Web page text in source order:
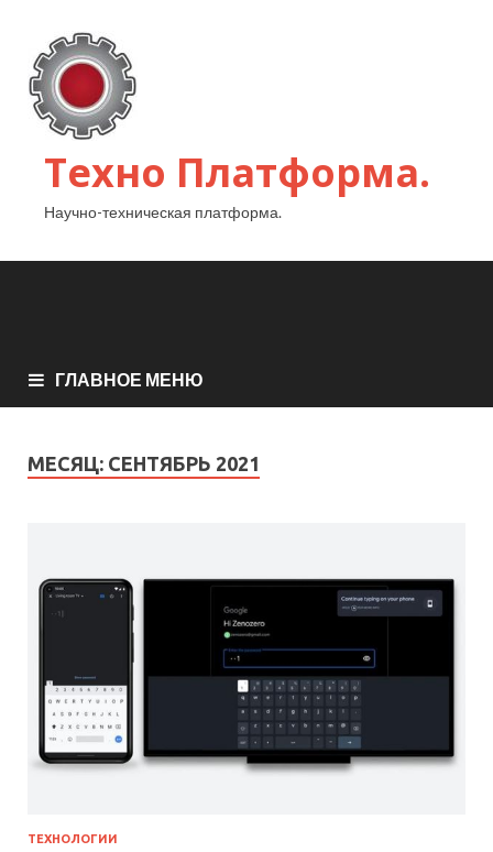
Техно Платформа.
Научно-техническая платформа.
ГЛАВНОЕ МЕНЮ
МЕСЯЦ: СЕНТЯБРЬ 2021
ТЕХНОЛОГИИ